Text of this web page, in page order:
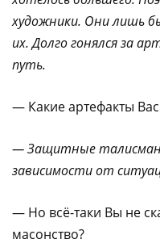
художники. Они лишь
их. Долго гонялсяза
путь.
— Какие артефакты
— Защитные
зависимости от
— Но всё-таки Вы не
масонство?